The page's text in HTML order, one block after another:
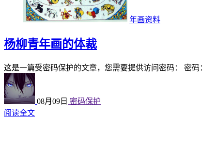
年画资料
杨柳青年画的体裁
这是一篇受密码保护的文章，您需要提供访问密码： 密码：
08月09日 密码保护
阅读全文